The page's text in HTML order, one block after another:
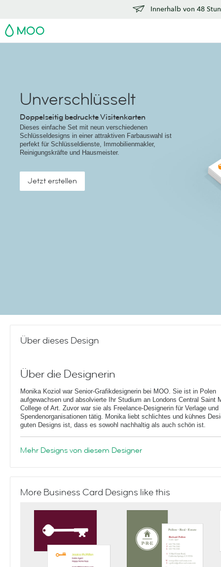
Innerhalb von 48
MOO
Unverschlüsselt
Doppelseitig bedruckte Visitenkarten
Dieses einfache Set mit neun verschiedenen
Schlüsseldesigns in einer attraktiven Farbauswahl ist
perfekt für Schlüsseldienste, Immobilienmakler,
Reinigungskräfte und Hausmeister.
Jetzt erstellen
Über dieses Design
Über die Designerin
Monika Koziol war Senior-Grafikdesignerin bei MOO. Sie ist in Polen
aufgewachsen und absolvierte Ihr Studium an Londons Central Saint
College of Art. Zuvor war sie als Freelance-Designerin für Verlage und
Spendenorganisationen tätig. Monika liebt schlichtes und kühnes
guten Designs ist, dass es sowohl nachhaltig als auch schön ist.
Mehr Designs von diesem Designer
More Business Card Designs like this